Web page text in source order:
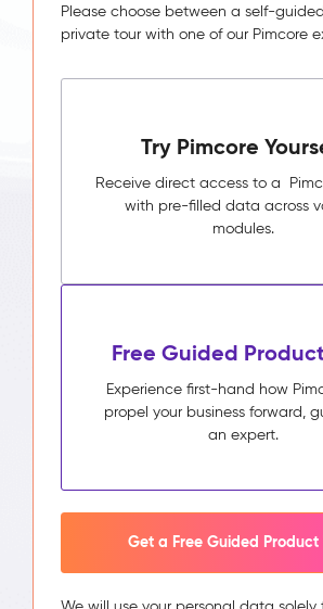
Please choose between a self-
private tour with one of our Pimcore
Try Pimcore
Receive direct access to a
with pre-filled data across
modules.
Free Guided
Experience first-hand how
propel your business forward,
an expert.
Get a Free Guided Product